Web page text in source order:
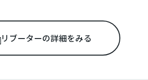
リブーターの詳細をみる